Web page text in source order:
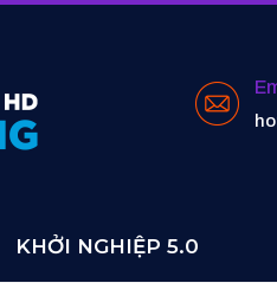
KHỞI NGHIỆP 5.0